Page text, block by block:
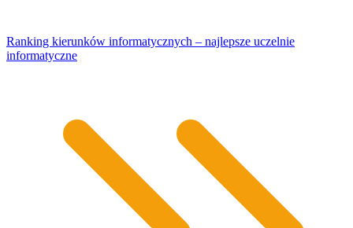
Ranking kierunków informatycznych – najlepsze uczelnie
informatyczne